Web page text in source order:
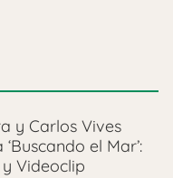
y Carlos Vives
el Mar’:
Videoclip